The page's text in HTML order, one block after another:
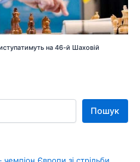
на 46-й Шаховій
Пошук
Європи зі стрільби